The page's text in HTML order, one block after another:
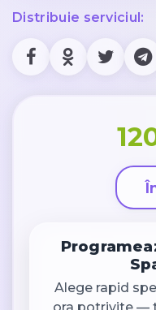
Distribuie serviciul:
Alege rapid